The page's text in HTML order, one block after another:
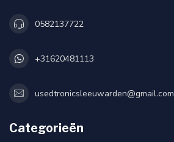
0582137722
+31620481113
usedtronicsleeuwarden@gmail.com
Categorieën